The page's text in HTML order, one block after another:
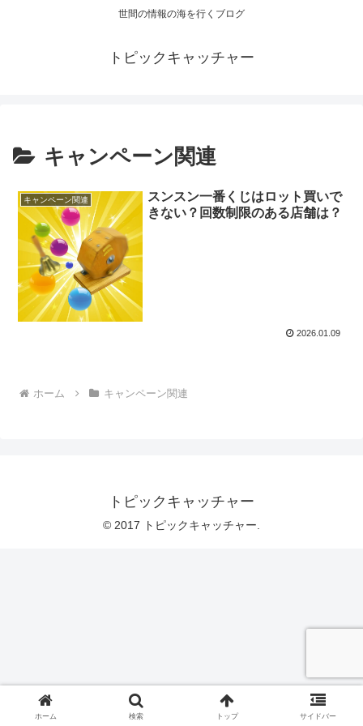
世間の情報の海を行くブログ
トピックキャッチャー
キャンペーン関連
キャンペーン関連
スンスン一番くじはロット買いで
きない？回数制限のある店舗は？
2026.01.09
ホーム キャンペーン関連
トピックキャッチャー
© 2017 トピックキャッチャー.
ホーム 検索 トップ サイドバー